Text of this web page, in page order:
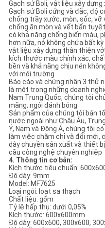
Gạch sứ Boli, vật liệu xây dựng
Gạch sứ Boli cứng và đặc, độ
chống trầy xước, mòn, sốc, vỡ
chống ăn mòn và vết bẩn
có khả năng chống biến màu,
hơn nữa, nó không chứa bất
vật liệu xây dựng thân thiện
kích thước màu chính xác,
bền và khả năng chịu nén
với môi trường
Báo cáo và chứng nhận 3 thử
là một trong những doanh
Nam Trung Quốc, chúng tôi
măng, ngói đánh bóng
Sản phẩm của chúng tôi bán
nước ngoài như Châu Âu,
Ý, Nam và Đông Á, chúng tôi
làm việc chăm chỉ và đổi mới,
dây chuyền sản xuất và thiết
cầu công nghệ chuyên nghiệp
4. Thông tin cơ bản:
Kích thước tiêu chuẩn:
Độ dày: 9mm
Model: MF7625
Loại ngói: loạt sa thạch
Chất liệu: gốm
Tỷ lệ hấp thụ: dưới 0,05%
Kích thước: 600x600mm
Độ dày: 600x600, 300x600,